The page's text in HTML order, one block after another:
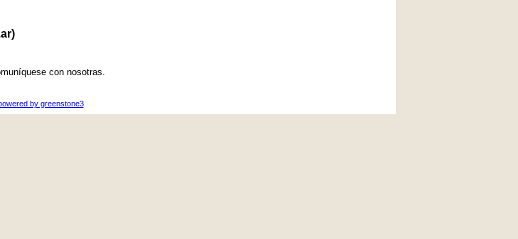
con nosotras.
by greenstone3